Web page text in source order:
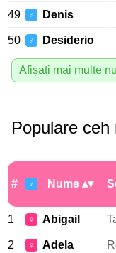
49 ♂ Denis
50 ♂ Desiderio
Afișați mai multe
Populare
# ♂ Nume
1 ♀ Abigail
2 ♀ Adela